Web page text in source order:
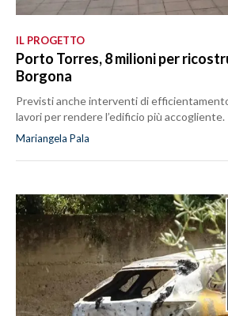
IL PROGETTO
Porto Torres, 8 milioni per
Borgona
Previsti anche interventi di
lavori per rendere l’edificio più accogliente.
Mariangela Pala